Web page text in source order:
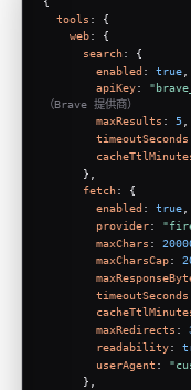
tools : {
web: {
search: {
enabled : true
apiKey:
（Brave 提供商）
maxResults : 5,
timeoutSeconds
      },
fetch: {
enabled : true
provider:
maxChars :
maxCharsCap:
timeoutSeconds
maxRedirects :
readability:
userAgent :
      },